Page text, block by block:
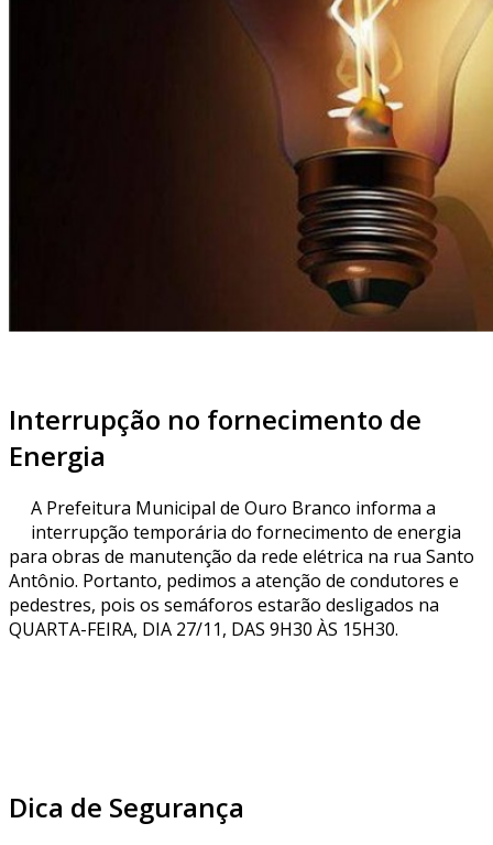
Interrupção no fornecimento de
Energia
A Prefeitura Municipal de Ouro Branco informa a
interrupção temporária do fornecimento de energia
para obras de manutenção da rede elétrica na rua Santo
Antônio. Portanto, pedimos a atenção de condutores e
pedestres, pois os semáforos estarão desligados na
QUARTA-FEIRA, DIA 27/11, DAS 9H30 ÀS 15H30.
Dica de Segurança